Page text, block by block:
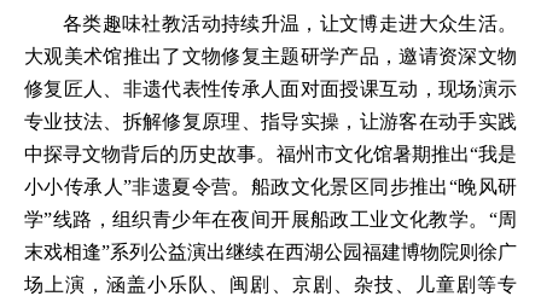
各类趣味社教活动持续升温，让文博走进大众生活。
大观美术馆推出了文物修复主题研学产品，邀请资深文物
修复匠人、非遗代表性传承人面对面授课互动，现场演示
专业技法、拆解修复原理、指导实操，让游客在动手实践
中探寻文物背后的历史故事。福州市文化馆暑期推出“我是
小小传承人”非遗夏令营。船政文化景区同步推出“晚风研
学”线路，组织青少年在夜间开展船政工业文化教学。“周
末戏相逢”系列公益演出继续在西湖公园福建博物院则徐广
场上演，涵盖小乐队、闽剧、京剧、杂技、儿童剧等专